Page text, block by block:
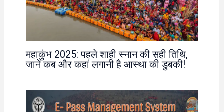
महाकुंभ 2025: पहले शाही स्नान की सही तिथि,
जानें कब और कहां लगानी है आस्था की डुबकी!